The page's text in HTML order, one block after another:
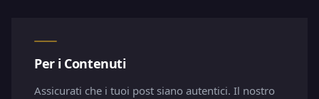
Per i Contenuti
Assicurati che i tuoi post siano autentici. Il nostro